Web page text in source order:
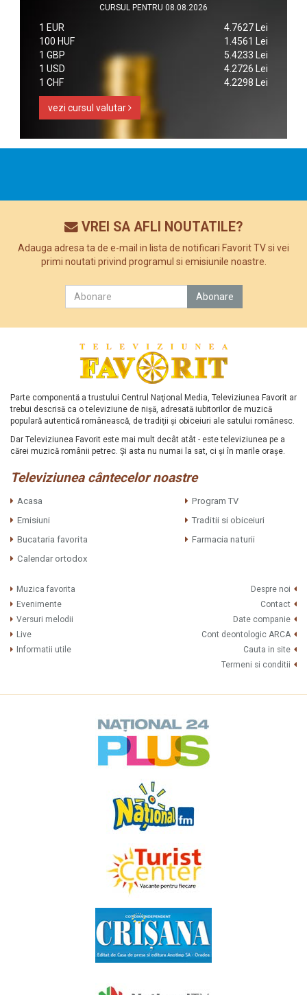
CURSUL PENTRU 08.08.2026
1 EUR
4.7627 Lei
100 HUF
1.4561 Lei
1 GBP
5.4233 Lei
1 USD
4.2726 Lei
1 CHF
4.2298 Lei
vezi cursul valutar
VREI SA AFLI NOUTATILE?
Adauga adresa ta de e-mail in lista de notificari Favorit TV si vei
primi noutati privind programul si emisiunile noastre.
Parte componentă a trustului Centrul Naţional Media, Televiziunea Favorit ar
trebui descrisă ca o televiziune de nişă, adresată iubitorilor de muzică
populară autentică românească, de tradiţii şi obiceiuri ale satului românesc.
Dar Televiziunea Favorit este mai mult decât atât - este televiziunea pe a
cărei muzică românii petrec. Şi asta nu numai la sat, ci şi în marile oraşe.
Televiziunea cântecelor noastre
Acasa
Program TV
Emisiuni
Traditii si obiceiuri
Bucataria favorita
Farmacia naturii
Calendar ortodox
Muzica favorita
Evenimente
Versuri melodii
Live
Informatii utile
Despre noi
Contact
Date companie
Cont deontologic ARCA
Cauta in site
Termeni si conditii